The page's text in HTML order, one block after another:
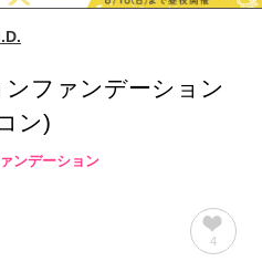
ファンデーション
ン)
ンデーション
4